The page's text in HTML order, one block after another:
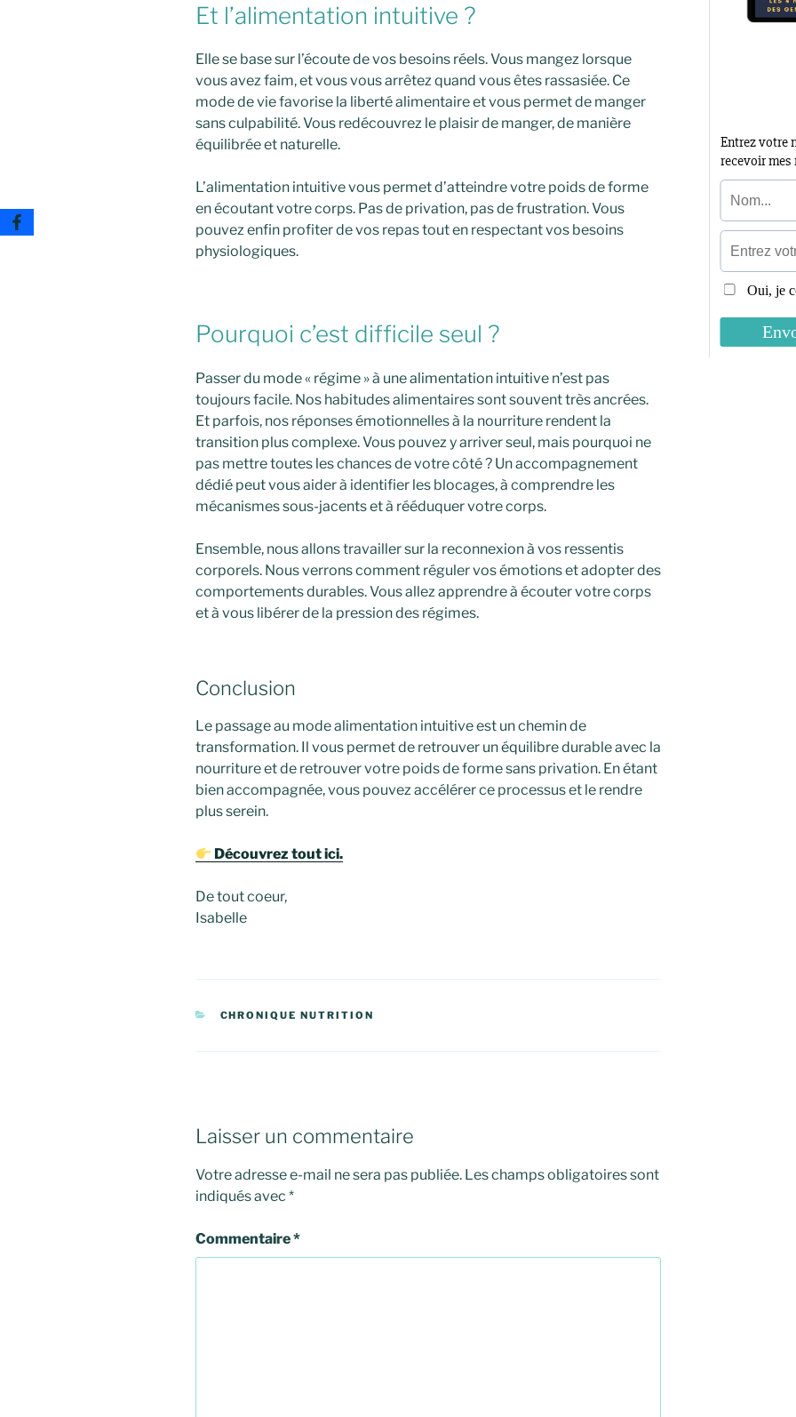
Et l’alimentation intuitive ?
Elle se base sur l’écoute de vos besoins réels. Vous mangez lorsque
vous avez faim, et vous vous arrêtez quand vous êtes rassasiée. Ce
mode de vie favorise la liberté alimentaire et vous permet de manger
sans culpabilité. Vous redécouvrez le plaisir de manger, de manière
équilibrée et naturelle.
L’alimentation intuitive vous permet d’atteindre votre poids de forme
en écoutant votre corps. Pas de privation, pas de frustration. Vous
pouvez enfin profiter de vos repas tout en respectant vos besoins
physiologiques.
Pourquoi c’est difficile seul ?
Passer du mode « régime » à une alimentation intuitive n’est pas
toujours facile. Nos habitudes alimentaires sont souvent très ancrées.
Et parfois, nos réponses émotionnelles à la nourriture rendent la
transition plus complexe. Vous pouvez y arriver seul, mais pourquoi ne
pas mettre toutes les chances de votre côté ? Un accompagnement
dédié peut vous aider à identifier les blocages, à comprendre les
mécanismes sous-jacents et à rééduquer votre corps.
Ensemble, nous allons travailler sur la reconnexion à vos ressentis
corporels. Nous verrons comment réguler vos émotions et adopter des
comportements durables. Vous allez apprendre à écouter votre corps
et à vous libérer de la pression des régimes.
Conclusion
Le passage au mode alimentation intuitive est un chemin de
transformation. Il vous permet de retrouver un équilibre durable avec la
nourriture et de retrouver votre poids de forme sans privation. En étant
bien accompagnée, vous pouvez accélérer ce processus et le rendre
plus serein.
Découvrez tout ici.
De tout coeur,
Isabelle
CATÉGORIES
CHRONIQUE NUTRITION
Laisser un commentaire
Votre adresse e-mail ne sera pas publiée. Les champs obligatoires sont
indiqués avec *
Commentaire*